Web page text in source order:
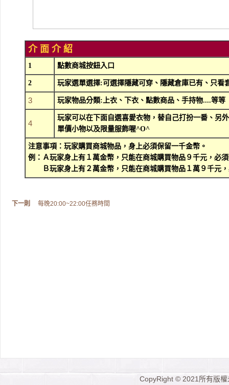
介 面 介 紹
1 點數商城按鈕入口
2 玩家選單選擇:可選擇隱藏可穿、隱藏倉庫已有、只看
3 玩家物品分類:上衣、下衣、點數商品、手持物....等等
4
玩家可以在下面自選喜愛衣物，替自己打扮一番、另
單價小物以及限量服飾喔^O^
注意事項：玩家購買商城物品，身上必須保留一千金幣。
例：Ａ玩家身上有１萬金幣，只能在商城購買物品９千元，必
Ｂ玩家身上有２萬金幣，只能在商城購買物品１萬９千元，
下一則 每晚20:00~22:00任務時間
CopyRight © 2021所有版